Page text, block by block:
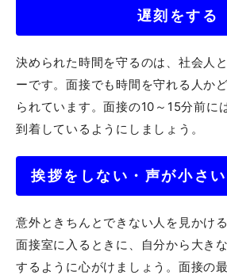
遅刻をする
決められた時間を守るのは、社会人
ーです。面接でも時間を守れる人か
られています。面接の10～15分前に
到着しているようにしましょう。
挨拶をしない・声が小さ
意外ときちんとできない人を見かけ
面接室に入るときに、自分から大き
するように心がけましょう。面接の